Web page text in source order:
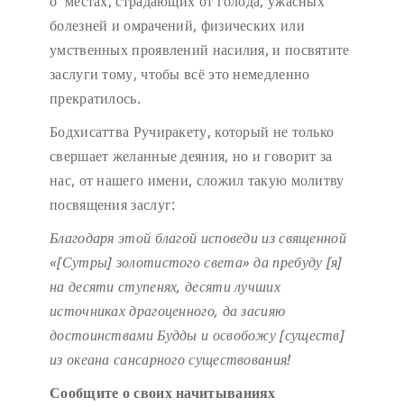
болезней и омрачений, физических или
умственных проявлений насилия, и посвятите
заслуги тому, чтобы всё это немедленно
прекратилось.
Бодхисаттва Ручиракету, который не только
свершает желанные деяния, но и говорит за
нас, от нашего имени, сложил такую молитву
посвящения заслуг:
Благодаря этой благой исповедииз священной
«[Сутры] золотистого света» да пребуду [я]
на десяти ступенях, десяти лучших
источниках драгоценного, да засияю
достоинствами Будды и освобожу [существ]
из океана сансарного существования!
Сообщите о своих начитываниях